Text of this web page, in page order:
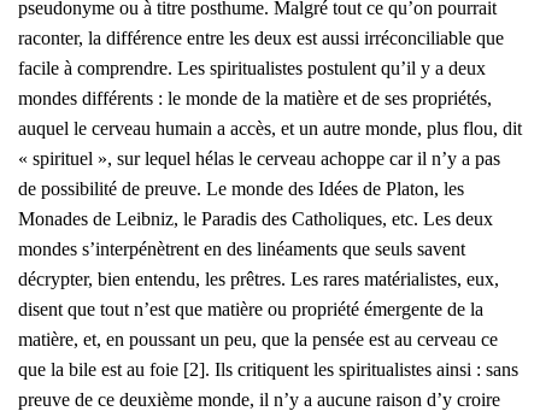
pseu­do­nyme ou à titre post­hume. Mal­gré tout ce qu’on pour­rait
racon­ter, la dif­fé­rence entre les deux est aus­si irré­con­ci­liable que
facile à com­prendre. Les spi­ri­tua­listes pos­tulent qu’il y a deux
mondes dif­fé­rents : le monde de la matière et de ses pro­prié­tés,
auquel le cer­veau humain a accès, et un autre monde, plus flou, dit
« spi­ri­tuel », sur lequel hélas le cer­veau achoppe car il n’y a pas
de pos­si­bi­li­té de preuve. Le monde des Idées de Pla­ton, les
Monades de Leib­niz, le Para­dis des Catho­liques, etc. Les deux
mondes s’interpénètrent en des linéa­ments que seuls savent
décryp­ter, bien enten­du, les prêtres. Les rares maté­ria­listes, eux,
disent que tout n’est que matière ou pro­prié­té émer­gente de la
matière, et, en pous­sant un peu, que la pen­sée est au cer­veau ce
que la bile est au foie [2]. Ils cri­tiquent les spi­ri­tua­listes ain­si : sans
preuve de ce deuxième monde, il n’y a aucune rai­son d’y croire